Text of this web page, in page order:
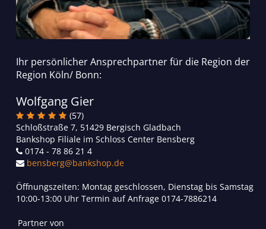
Ihr persönlicher Ansprechpartner für die Region der
Region Köln/ Bonn:
Wolfgang Gier
(57)
Schloßstraße 7, 51429 Bergisch Gladbach
Bankshop Filiale im Schloss Center Bensberg
0174 - 78 86 21 4
bensberg@bankshop.de
Öffnungszeiten: Montag geschlossen, Dienstag bis Samstag
10:00-13:00 Uhr Termin auf Anfrage 0174-7886214
Partner von